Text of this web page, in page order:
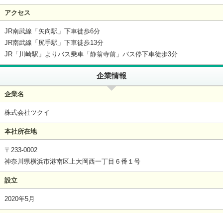
アクセス
JR南武線「矢向駅」下車徒歩6分
JR南武線「尻手駅」下車徒歩13分
JR「川崎駅」よりバス乗車「静翁寺前」バス停下車徒歩3分
企業情報
企業名
株式会社ツクイ
本社所在地
〒233-0002
神奈川県横浜市港南区上大岡西一丁目６番１号
設立
2020年5月